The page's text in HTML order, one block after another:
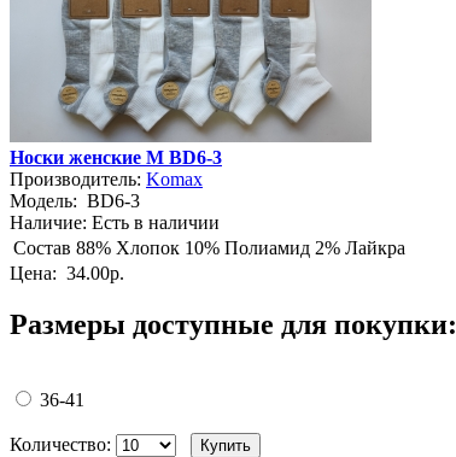
Носки женские М BD6-3
Производитель: Komax
Модель: BD6-3
Наличие: Есть в наличии
Состав 88% Хлопок 10% Полиамид 2% Лайкра
Цена: 34.00р.
Размеры доступные для покупки:
36-41
Количество: